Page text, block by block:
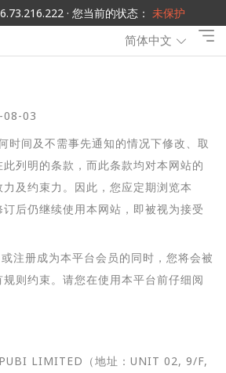
· 您当前的状态： 未保护
简体中文
03
时间及不需事先通知的情况下修改、取
列明的条款，而此条款均对本网站的
及约束力。因此，您应定期浏览本
后仍继续使用本网站，即被视为接受
注册成为本平台会员的同时，您将会被
则约束。请您在使用本平台前仔细阅
LIMITED（地址：UNIT 02, 9/F,